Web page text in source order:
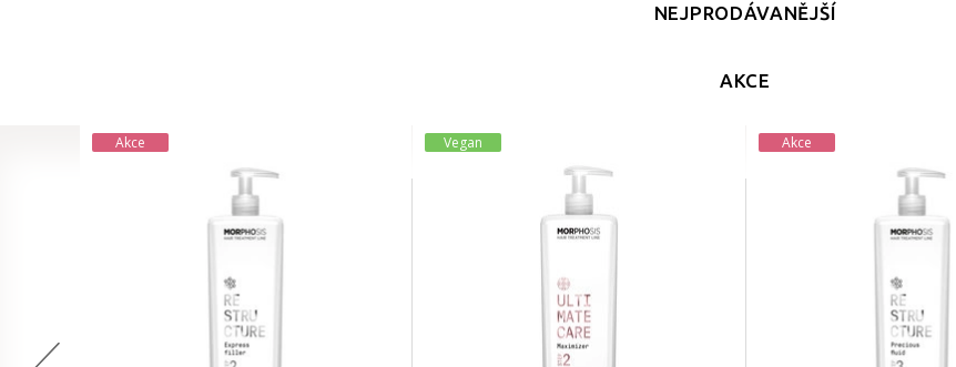
NEJPRODÁVANĚJŠÍ
AKCE
Akce Vegan Akce